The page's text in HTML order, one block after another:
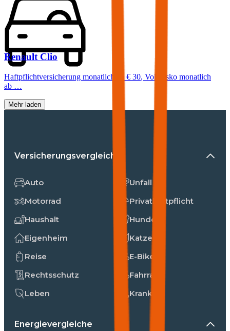
Renault Clio
Haftpflichtversicherung monatlich ab € 30, Vollkasko monatlich
ab …
Mehr laden
Versicherungsvergleiche
Auto
Motorrad
Haushalt
Eigenheim
Reise
Rechtsschutz
Leben
Unfall
Privathaftpflicht
Hunde
Katzen
E-Bike
Fahrrad
Kranken
Energievergleiche